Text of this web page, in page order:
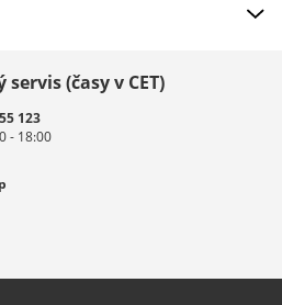
Österreich
(Italiano) Italien (Deutsch)
(časy v CET)
123
- 18:00